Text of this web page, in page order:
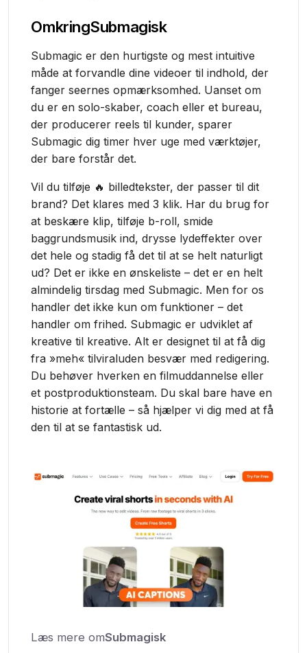
OmkringSubmagisk
Submagic er den hurtigste og mest intuitive
måde at forvandle dine videoer til indhold, der
fanger seernes opmærksomhed. Uanset om
du er en solo-skaber, coach eller et bureau,
der producerer reels til kunder, sparer
Submagic dig timer hver uge med værktøjer,
der bare forstår det.
Vil du tilføje 🔥 billedtekster, der passer til dit
brand? Det klares med 3 klik. Har du brug for
at beskære klip, tilføje b-roll, smide
baggrundsmusik ind, drysse lydeffekter over
det hele og stadig få det til at se helt naturligt
ud? Det er ikke en ønskeliste – det er en helt
almindelig tirsdag med Submagic. Men for os
handler det ikke kun om funktioner – det
handler om frihed. Submagic er udviklet af
kreative til kreative. Alt er designet til at få dig
fra »meh« tilviraluden besvær med redigering.
Du behøver hverken en filmuddannelse eller
et postproduktionsteam. Du skal bare have en
historie at fortælle – så hjælper vi dig med at få
den til at se fantastisk ud.
Læs mere omSubmagisk